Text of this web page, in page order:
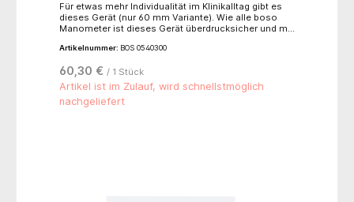
Für etwas mehr Individualität im Klinikalltag gibt es
dieses Gerät (nur 60 mm Variante). Wie alle boso
Manometer ist dieses Gerät überdrucksicher und mit
ausgerüstet. Keine Schäden, keine Reklamationen,
Fall, auch für den harten Einsatz in der Praxis und
Klinik. Steckanschluss für Manschette, im
Reißverschluss-Etui (klein)
Artikelnummer: BOS 0540300
60,30 € / 1 Stück
Artikel ist im Zulauf, wird schnellstmöglich
nachgeliefert